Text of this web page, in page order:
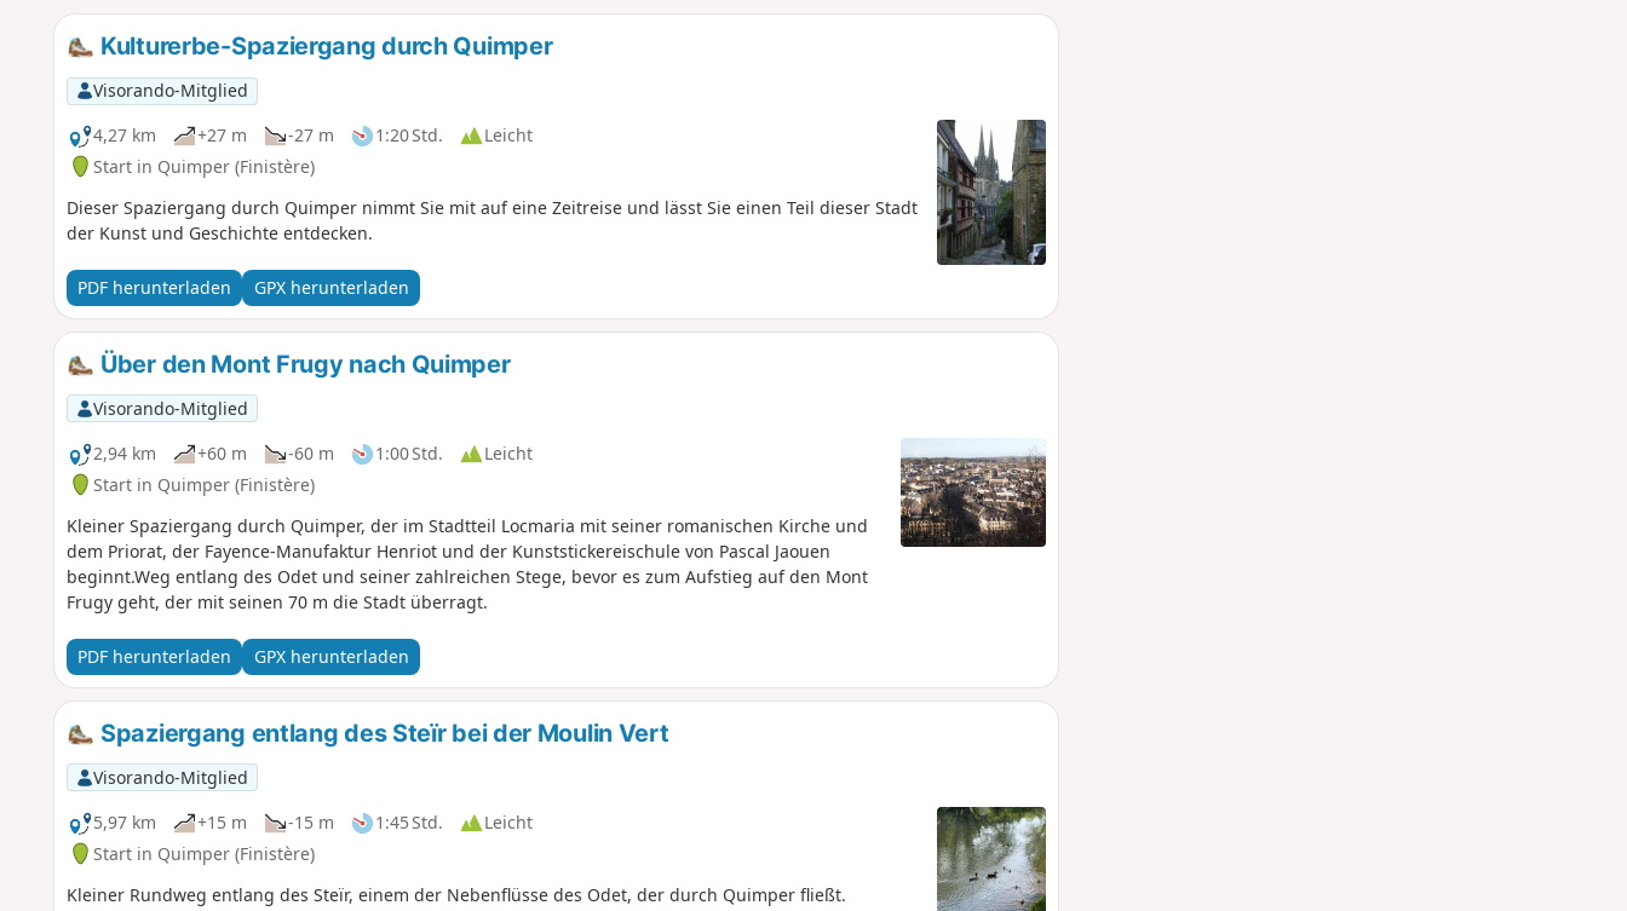
Kulturerbe-Spaziergang durch Quimper
Visorando-Mitglied
4,27 km
+27 m -27 m 1:20 Std.
Leicht
Start in Quimper (Finistère)
Dieser Spaziergang durch Quimper nimmt Sie mit auf eine Zeitreise und lässt Sie einen Teil dieser Stadt
der Kunst und Geschichte entdecken.
PDF herunterladen GPX herunterladen
Über den Mont Frugy nach Quimper
Visorando-Mitglied
2,94 km
+60 m -60 m 1:00 Std.
Leicht
Start in Quimper (Finistère)
Kleiner Spaziergang durch Quimper, der im Stadtteil Locmaria mit seiner romanischen Kirche und
dem Priorat, der Fayence-Manufaktur Henriot und der Kunststickereischule von Pascal Jaouen
beginnt.Weg entlang des Odet und seiner zahlreichen Stege, bevor es zum Aufstieg auf den Mont
Frugy geht, der mit seinen 70 m die Stadt überragt.
PDF herunterladen GPX herunterladen
Spaziergang entlang des Steïr bei der Moulin Vert
Visorando-Mitglied
5,97 km
+15 m -15 m 1:45 Std.
Leicht
Start in Quimper (Finistère)
Kleiner Rundweg entlang des Steïr, einem der Nebenflüsse des Odet, der durch Quimper fließt.